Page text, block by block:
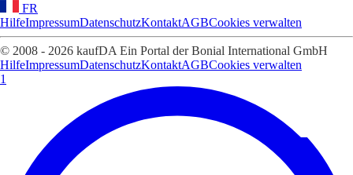
FR
HilfeImpressumDatenschutzKontaktAGBCookies verwalten
© 2008 - 2026 kaufDA Ein Portal der Bonial International GmbH
HilfeImpressumDatenschutzKontaktAGBCookies verwalten
1